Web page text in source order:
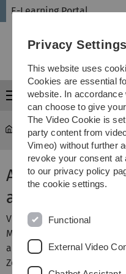
E-Learning Portal
Menu
E-Learning Portal ...
Aktivität
aufzeichnen
Videokonferenzen mit
Möglichkeit, synchrone
auf Distanz anzubieten.
Zoom Meetings einfach
Privacy Settings
This website uses
Cookies are essential
website. In
can choose to give
The Video Cookie is
party content from
Vimeo) without further
revoke your consent at
to our privacy policy
the cookie settings.
Functional
External Video